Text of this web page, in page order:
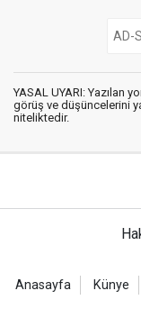
YASAL UYARI: Yazılan
görüş ve düşüncelerini
niteliktedir.
Anasayfa Künye